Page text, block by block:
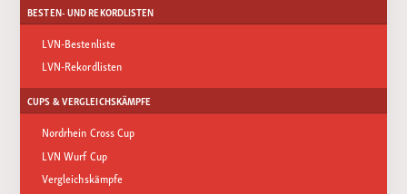
BESTEN- UND REKORDLISTEN
LVN-Bestenliste
LVN-Rekordlisten
CUPS & VERGLEICHSKÄMPFE
Nordrhein Cross Cup
LVN Wurf Cup
Vergleichskämpfe